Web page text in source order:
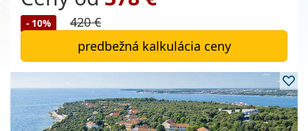
- 10%
420 €
predbežná kalkulácia ceny